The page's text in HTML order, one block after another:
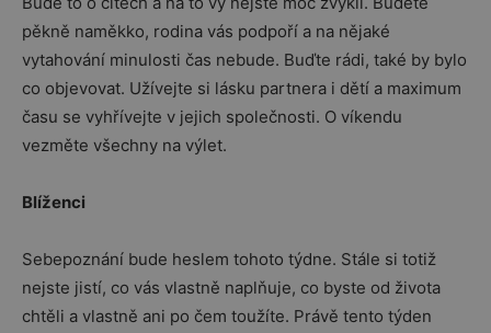
pěkně naměkko, rodina vás podpoří a na nějaké
vytahování minulosti čas nebude. Buďte rádi, také by bylo
co objevovat. Užívejte si lásku partnera i dětí a maximum
času se vyhřívejte v jejich společnosti. O víkendu
vezměte všechny na výlet.
Blíženci
Sebepoznání bude heslem tohoto týdne. Stále si totiž
nejste jistí, co vás vlastně naplňuje, co byste od života
chtěli a vlastně ani po čem toužíte. Právě tento týden